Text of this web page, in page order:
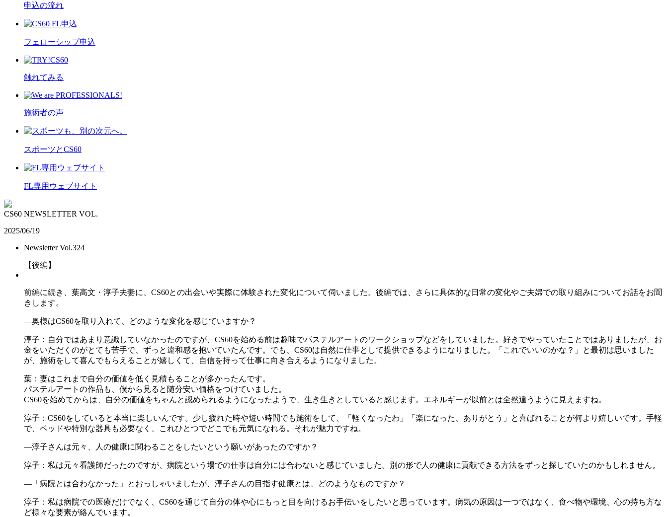
申込の流れ
フェローシップ申込
触れてみる
施術者の声
スポーツとCS60
FL専用ウェブサイト
CS60 NEWSLETTER VOL.
2025/06/19
Newsletter Vol.324
【後編】
前編に続き、葉高文・淳子夫妻に、CS60との出会いや実際に体験された変化について伺いました。後編では、さらに具体的な日常の変化やご夫婦での取り組みについてお話をお聞
きします。
―奥様はCS60を取り入れて、どのような変化を感じていますか？
淳子：自分ではあまり意識していなかったのですが、CS60を始める前は趣味でパステルアートのワークショップなどをしていました。好きでやっていたことではありましたが、お
金をいただくのがとても苦手で、ずっと違和感を抱いていたんです。でも、CS60は自然に仕事として提供できるようになりました。「これでいいのかな？」と最初は思いました
が、施術をして喜んでもらえることが嬉しくて、自信を持って仕事に向き合えるようになりました。
葉：妻はこれまで自分の価値を低く見積もることが多かったんです。
パステルアートの作品も、僕から見ると随分安い価格をつけていました。
CS60を始めてからは、自分の価値をちゃんと認められるようになったようで、生き生きとしていると感じます。エネルギーが以前とは全然違うように見えますね。
淳子：CS60をしていると本当に楽しいんです。少し疲れた時や短い時間でも施術をして、「軽くなったわ」「楽になった、ありがとう」と喜ばれることが何より嬉しいです。手軽
で、ベッドや特別な器具も必要なく、これひとつでどこでも元気になれる。それが魅力ですね。
―淳子さんは元々、人の健康に関わることをしたいという願いがあったのですか？
淳子：私は元々看護師だったのですが、病院という場での仕事は自分には合わないと感じていました。別の形で人の健康に貢献できる方法をずっと探していたのかもしれません。
―「病院とは合わなかった」とおっしゃいましたが、淳子さんの目指す健康とは、どのようなものですか？
淳子：私は病院での医療だけでなく、CS60を通じて自分の体や心にもっと目を向けるお手伝いをしたいと思っています。病気の原因は一つではなく、食べ物や環境、心の持ち方な
ど様々な要素が絡んでいます。